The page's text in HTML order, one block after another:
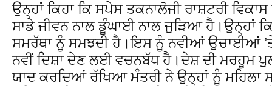
ਉਨ੍ਹਾਂ ਕਿਹਾ ਕਿ ਸਪੇਸ ਤਕਨਾਲੋਜੀ ਰਾਸ਼ਟਰੀ
ਸਾਡੇ ਜੀਵਨ ਨਾਲ ਡੂੰਘਾਈ ਨਾਲ ਜੁੜਿਆ ਹੈ।ਉਨ੍ਹਾਂ
ਸਮਰੱਥਾ ਨੂੰ ਸਮਝਦੀ ਹੈ।ਇਸ ਨੂੰ ਨਵੀਆਂ ਉਚਾਈਆਂ
ਨਵੀਂ ਦਿਸ਼ਾ ਦੇਣ ਲਈ ਵਚਨਬੱਧ ਹੈ।ਦੇਸ਼ ਦੀ ਮਰਹੂਮ
ਯਾਦ ਕਰਦਿਆਂ ਰੱਖਿਆ ਮੰਤਰੀ ਨੇ ਉਨ੍ਹਾਂ ਨੂੰ ਮਹਿਲਾ